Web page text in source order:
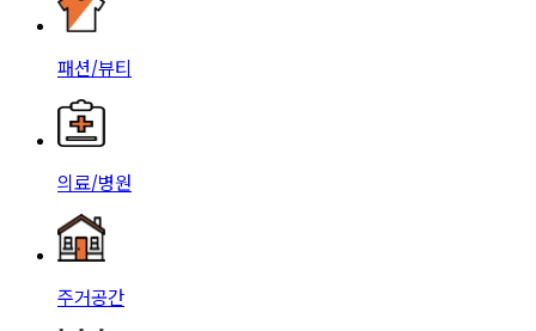
패션/뷰티
의료/병원
주거공간